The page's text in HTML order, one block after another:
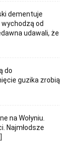
dementuje
wychodzą od
udawali, że
do
guzika zrobią
na Wołyniu.
Najmłodsze